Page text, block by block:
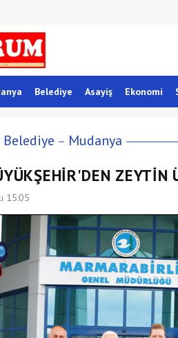
Belediye Asayiş Ekonomi
Belediye Mudanya
ZEYTİN
15:05